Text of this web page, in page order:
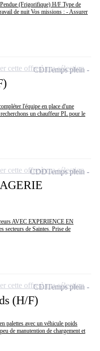
(Frigorifique) H/F Type de
de nuit Vos missions : - Assurer
l'équipe en place d'une
un chauffeur PL pour le
CDITemps plein
cette offre à ma sélection
AVEC EXPERIENCE EN
de Saintes. Prise de
CDDTemps plein
cette offre à ma sélection
(H/F)
palettes avec un véhicule poids
de manutention de chargement et
CDITemps plein
cette offre à ma sélection